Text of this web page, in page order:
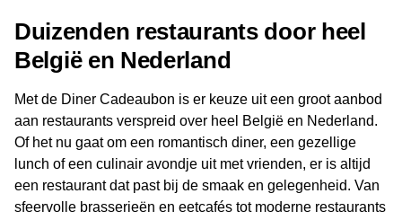
ontvanger eenvoudig een locatie kiezen die past bij de
smaak en gelegenheid. Zo geeft de Diner Cadeaubon niet
alleen een diner, maar ook een gezellig moment om
Duizenden restaurants door heel
België en Nederland
Met de Diner Cadeaubon is er keuze uit een groot aanbod
aan restaurants verspreid over heel België en Nederland.
Of het nu gaat om een romantisch diner, een gezellige
lunch of een culinair avondje uit met vrienden, er is altijd
een restaurant dat past bij de smaak en gelegenheid. Van
sfeervolle brasserieën en eetcafés tot moderne restaurants